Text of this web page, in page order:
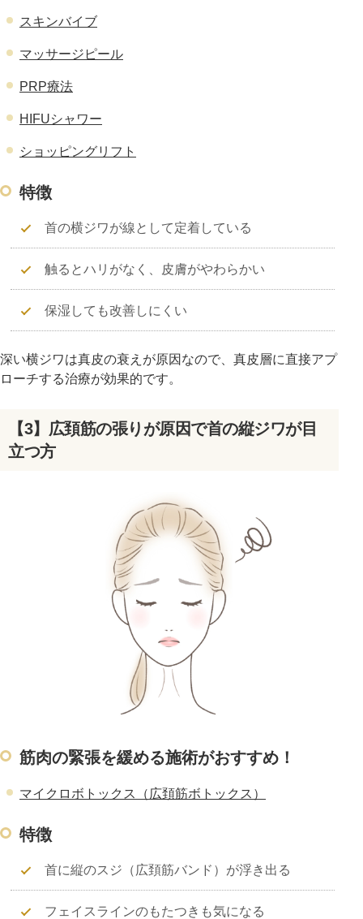
スキンバイブ
マッサージピール
PRP療法
HIFUシャワー
ショッピングリフト
特徴
首の横ジワが線として定着している
触るとハリがなく、皮膚がやわらかい
保湿しても改善しにくい
深い横ジワは真皮の衰えが原因なので、真皮層に直接アプ
ローチする治療が効果的です。
【3】広頚筋の張りが原因で首の縦ジワが目
立つ方
筋肉の緊張を緩める施術がおすすめ！
マイクロボトックス（広頚筋ボトックス）
特徴
首に縦のスジ（広頚筋バンド）が浮き出る
フェイスラインのもたつきも気になる